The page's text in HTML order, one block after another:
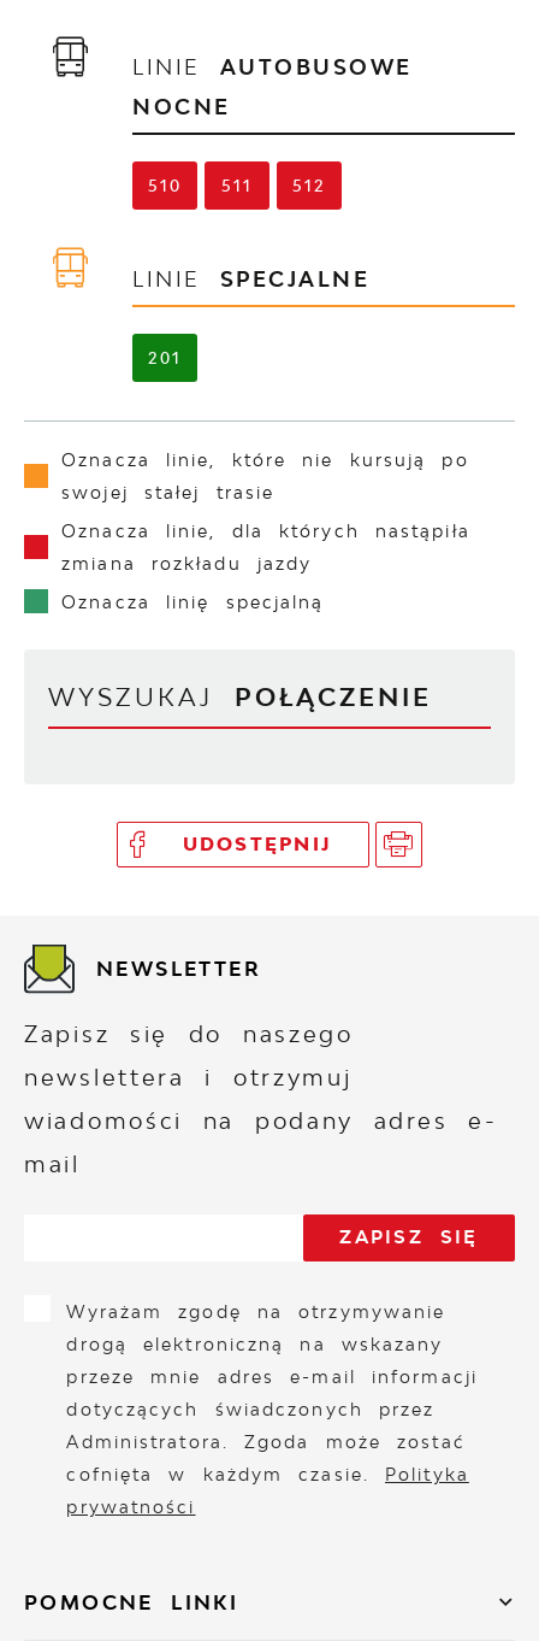
LINIE AUTOBUSOWE
NOCNE
510 511 512
LINIE SPECJALNE
201
Oznacza linie, które nie kursują po
swojej stałej trasie
Oznacza linie, dla których nastąpiła
zmiana rozkładu jazdy
Oznacza linię specjalną
WYSZUKAJ POŁĄCZENIE
UDOSTĘPNIJ
POMOCNE LINKI
NEWSLETTER
Zapisz się do naszego
newslettera i otrzymuj
wiadomości na podany adres e-
mail
Wyrażam zgodę na otrzymywanie
drogą elektroniczną na wskazany
przeze mnie adres e-mail informacji
dotyczących świadczonych przez
Administratora. Zgoda może zostać
cofnięta w każdym czasie. Polityka
prywatności